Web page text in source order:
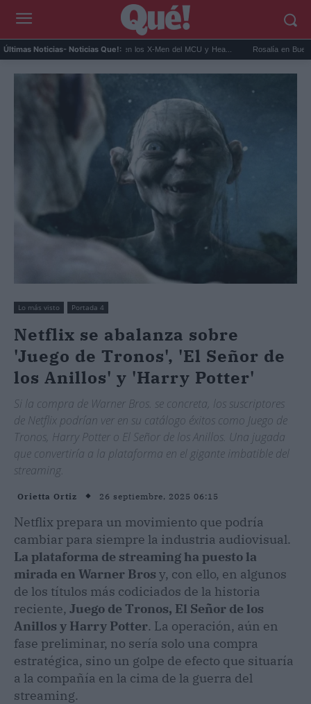
Últimas Noticias- Noticias Que!:
Kit Connor será Cíclope en los X-Men del MCU y Hea... Rosalía en Buenos Aires:
Lo más visto Portada 4
Netflix se abalanza sobre
'Juego de Tronos', 'El Señor de
los Anillos' y 'Harry Potter'
Si la compra de Warner Bros. se concreta, los suscriptores
de Netflix podrían ver en su catálogo éxitos como Juego de
Tronos, Harry Potter o El Señor de los Anillos. Una jugada
que convertiría a la plataforma en el gigante imbatible del
streaming.
Orietta Ortiz 26 septiembre, 2025 06:15
Netflix prepara un movimiento que podría
cambiar para siempre la industria audiovisual.
La plataforma de streaming ha puesto la
mirada en Warner Bros y, con ello, en algunos
de los títulos más codiciados de la historia
reciente, Juego de Tronos, El Señor de los
Anillos y Harry Potter. La operación, aún en
fase preliminar, no sería solo una compra
estratégica, sino un golpe de efecto que situaría
a la compañía en la cima de la guerra del
streaming.